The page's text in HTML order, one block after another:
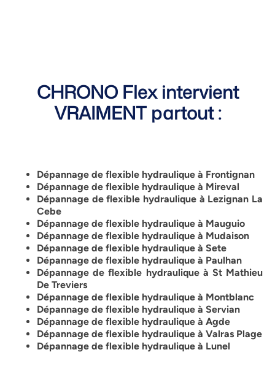
CHRONO Flex intervient
VRAIMENT partout :
Dépannage de flexible hydraulique à Frontignan
Dépannage de flexible hydraulique à Mireval
Dépannage de flexible hydraulique à Lezignan La
Cebe
Dépannage de flexible hydraulique à Mauguio
Dépannage de flexible hydraulique à Mudaison
Dépannage de flexible hydraulique à Sete
Dépannage de flexible hydraulique à Paulhan
Dépannage de flexible hydraulique à St Mathieu
De Treviers
Dépannage de flexible hydraulique à Montblanc
Dépannage de flexible hydraulique à Servian
Dépannage de flexible hydraulique à Agde
Dépannage de flexible hydraulique à Valras Plage
Dépannage de flexible hydraulique à Lunel